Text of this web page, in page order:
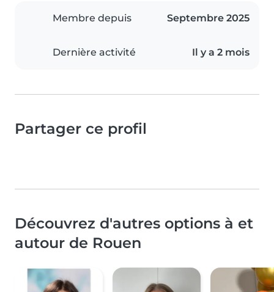
Membre depuis Septembre 2025
Dernière activité Il y a 2 mois
Partager ce profil
Découvrez d'autres options à et
autour de Rouen